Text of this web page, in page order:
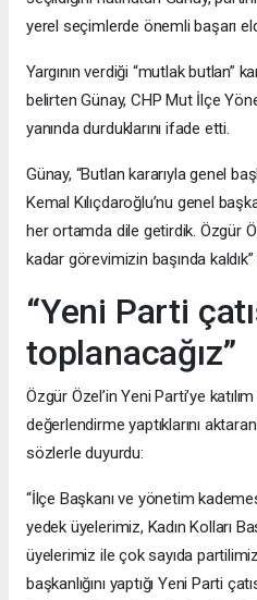
yerel seçimlerde önemli başarı
Yargının verdiği “mutlak butlan”
belirten Günay, CHP Mut İlçe
yanında durduklarını ifade etti.
Günay, “Butlan kararıyla genel
Kemal Kılıçdaroğlu’nu genel
her ortamda dile getirdik. Özgür
kadar görevimizin başında kaldık”
“Yeni Parti
toplanacağız”
Özgür Özel’in Yeni Parti’ye
değerlendirme yaptıklarını
sözlerle duyurdu:
“İlçe Başkanı ve yönetim
yedek üyelerimiz, Kadın Kolları
üyelerimiz ile çok sayıda
başkanlığını yaptığı Yeni Parti